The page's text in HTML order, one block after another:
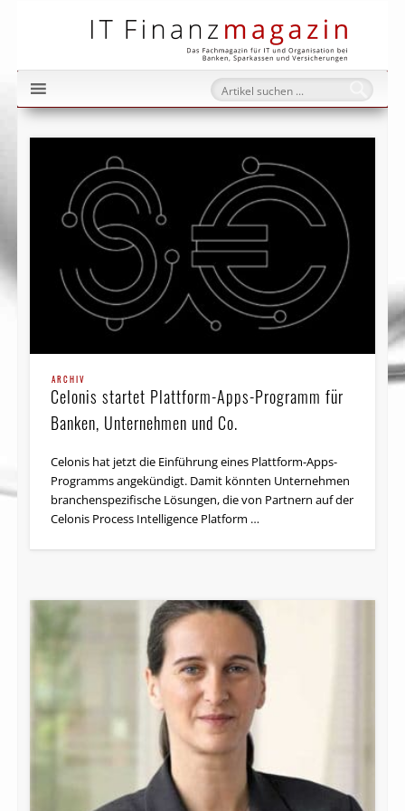
ARCHIV
Celonis startet Plattform-Apps-Programm für
Banken, Unternehmen und Co.
Celonis hat jetzt die Einführung eines Plattform-Apps-
Programms angekündigt. Damit könnten Unternehmen
branchenspezifische Lösungen, die von Partnern auf der
Celonis Process Intelligence Platform …